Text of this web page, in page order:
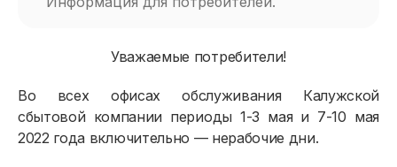
Уважаемые потребители!
Во всех офисах обслуживания Калужской
сбытовой компании периоды 1-3 мая и 7-10 мая
2022 года включительно — нерабочие дни.